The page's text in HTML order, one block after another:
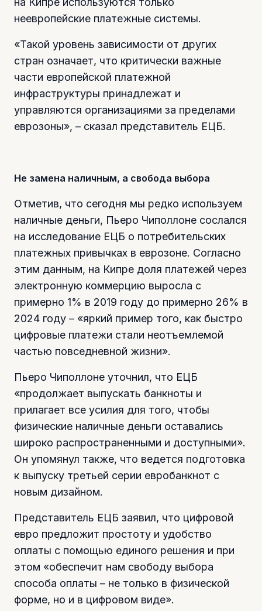
неевропейские платежные системы.
«Такой уровень зависимости от других
стран означает, что критически важные
части европейской платежной
инфраструктуры принадлежат и
управляются организациями за пределами
еврозоны», – сказал представитель ЕЦБ.
Не замена наличным, а свобода выбора
Отметив, что сегодня мы редко используем
наличные деньги, Пьеро Чиполлоне сослался
на исследование ЕЦБ о потребительских
платежных привычках в еврозоне. Согласно
этим данным, на Кипре доля платежей через
электронную коммерцию выросла с
примерно 1% в 2019 году до примерно 26% в
2024 году – «яркий пример того, как быстро
цифровые платежи стали неотъемлемой
частью повседневной жизни».
Пьеро Чиполлоне уточнил, что ЕЦБ
«продолжает выпускать банкноты и
прилагает все усилия для того, чтобы
физические наличные деньги оставались
широко распространенными и доступными».
Он упомянул также, что ведется подготовка
к выпуску третьей серии евробанкнот с
новым дизайном.
Представитель ЕЦБ заявил, что цифровой
евро предложит простоту и удобство
оплаты с помощью единого решения и при
этом «обеспечит нам свободу выбора
способа оплаты – не только в физической
форме, но и в цифровом виде».